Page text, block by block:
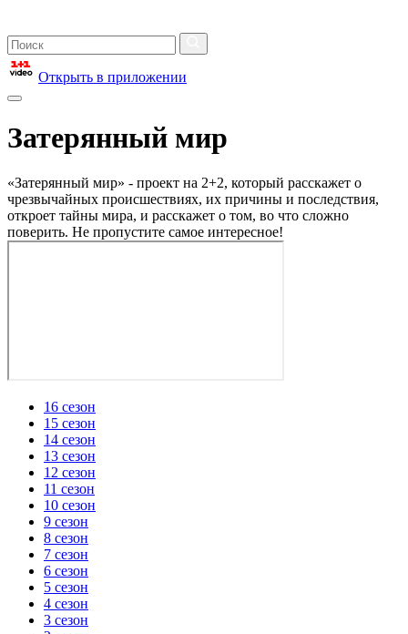
Открыть в приложении
Затерянный мир
«Затерянный мир» - проект на 2+2, который расскажет о
чрезвычайных происшествиях, их причины и последствия,
откроет тайны мира, и расскажет о том, во что сложно
поверить. Не пропустите самое интересное!
16 сезон
15 сезон
14 сезон
13 сезон
12 сезон
11 сезон
10 сезон
9 сезон
8 сезон
7 сезон
6 сезон
5 сезон
4 сезон
3 сезон